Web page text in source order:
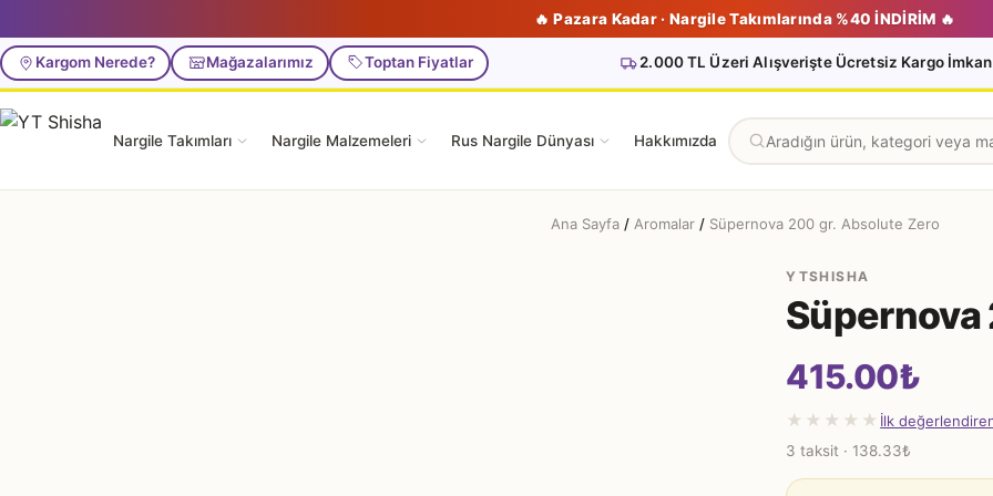
🔥 Pazara Kadar · Nargile Takımlarında %40 İNDİRİM 🔥
Kargom Nerede? Mağazalarımız Toptan Fiyatlar 2.000 TL Üzeri Alışverişte Ücretsiz Kargo
Nargile Takımları Nargile Malzemeleri Rus Nargile Dünyası Hakkımızda
Ana Sayfa / Aromalar /Süpernova 200 gr. Absolute Zero
YTSHISHA
415.00₺
★★★★★ İlk
3 taksit · 138.33₺